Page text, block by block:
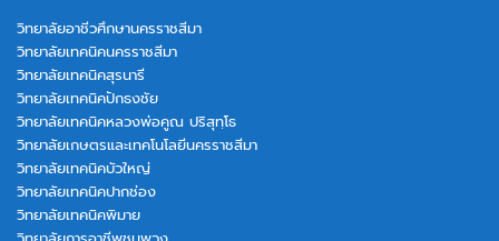
วิทยาลัยอาชีวศึกษานครราชสีมา
วิทยาลัยเทคนิคนครราชสีมา
วิทยาลัยเทคนิคสุรนารี
วิทยาลัยเทคนิคปักธงชัย
วิทยาลัยเทคนิคหลวงพ่อคูณ ปริสุทฺโธ
วิทยาลัยเกษตรและเทคโนโลยีนครราชสีมา
วิทยาลัยเทคนิคบัวใหญ่
วิทยาลัยเทคนิคปากช่อง
วิทยาลัยเทคนิคพิมาย